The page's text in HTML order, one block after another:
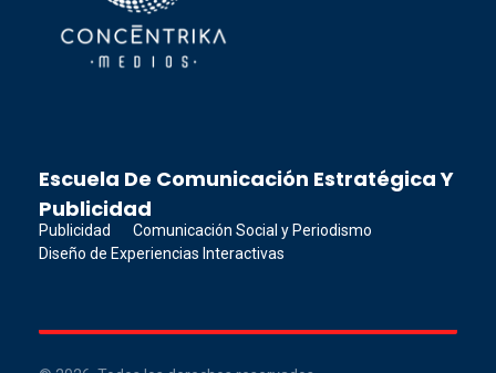
Escuela De Comunicación Estratégica Y
Publicidad
Publicidad
Comunicación Social y Periodismo
Diseño de Experiencias Interactivas